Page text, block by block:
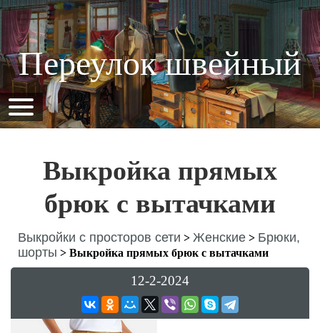
Переулок швейный
Выкройка прямых
брюк с вытачками
Выкройки с просторов сети > Женские > Брюки,
шорты > Выкройка прямых брюк с вытачками
12-2-2024